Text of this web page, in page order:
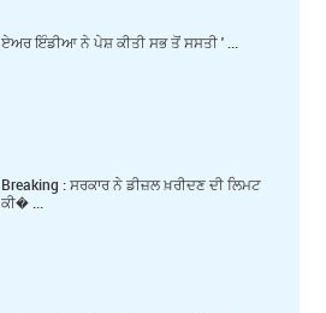
ਏਅਰ ਇੰਡੀਆ ਨੇ ਪੇਸ਼ ਕੀਤੀ ਸਭ ਤੋਂ ਸਸਤੀ ' ...
Breaking : ਸਰਕਾਰ ਨੇ ਡੀਜ਼ਲ ਖ਼ਰੀਦਣ ਦੀ ਲਿਮਟ
ਕੀ� ...